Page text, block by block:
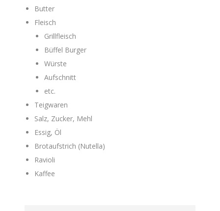
Butter
Fleisch
Grillfleisch
Büffel Burger
Würste
Aufschnitt
etc.
Teigwaren
Salz, Zucker, Mehl
Essig, Öl
Brotaufstrich (Nutella)
Ravioli
Kaffee